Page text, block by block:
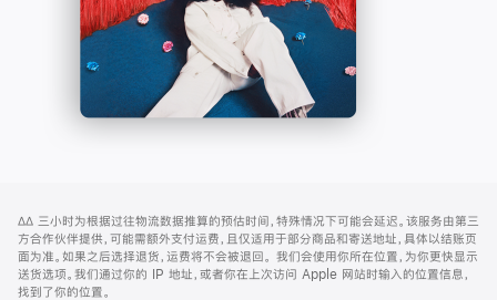
页
页
脚
注
∆∆ 三小时为根据过往物流数据推算的预估时间，特殊情况下可能会延迟。该服务由第三
方合作伙伴提供，可能需额外支付运费，且仅适用于部分商品和寄送地址，具体以结账页
面为准。如果之后选择退货，运费将不会被退回。 我们会使用你所在位置，为你更快显示
送货选项。我们通过你的 IP 地址，或者你在上次访问 Apple 网站时输入的位置信息，
找到了你的位置。